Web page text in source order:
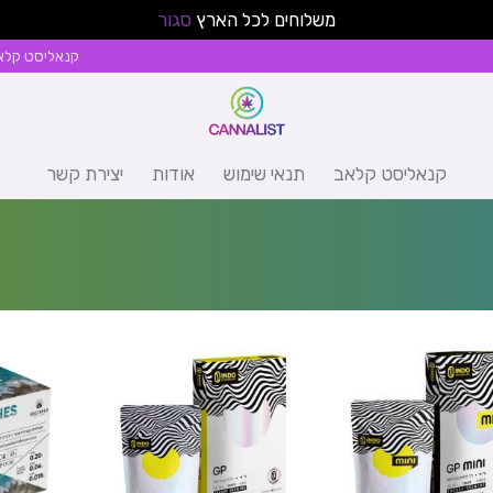
משלוחים לכל הארץ סגור
קנאליסט
קנאליסט קלאב תנאי שימוש אודות יצירת קשר